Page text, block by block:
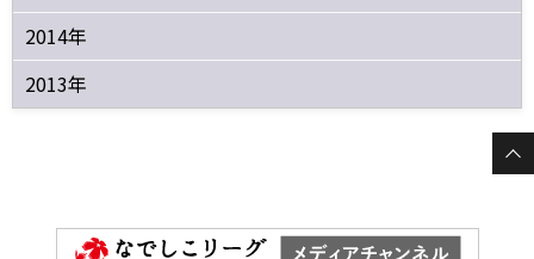
2014年
2013年